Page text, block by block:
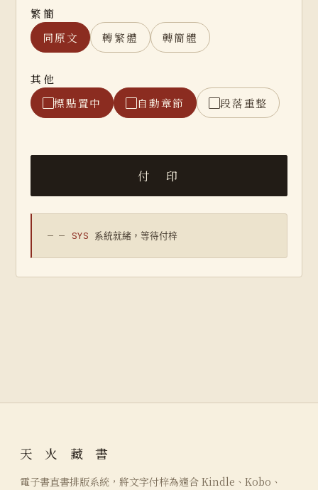
繁簡
同原文
轉繁體 轉簡體
其他
標點置中
自動章節 段落重整
— — SYS 系統就緒，等待付梓
天 火 藏 書
電子書直書排版系統，將文字付梓為適合 Kindle、Kobo、